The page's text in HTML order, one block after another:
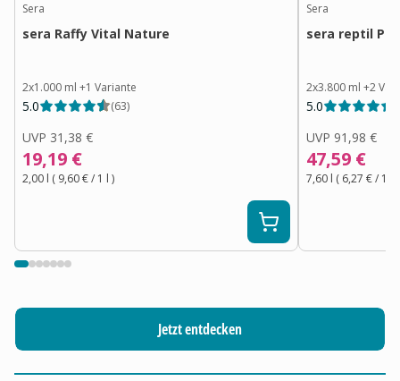
Sera
sera Raffy Vital Nature
2x1.000 ml +1 Variante
5.0 (63)
UVP 31,38 €
19,19 €
2,00 l ( 9,60 €/ 1 l )
Sera
sera reptil
2x3.800 ml +2
5.0
UVP 91,98 €
47,59 €
7,60 l ( 6,27 €/ 1
Jetzt entdecken